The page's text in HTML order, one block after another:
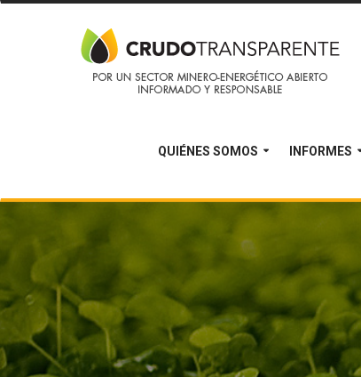
QUIÉNES SOMOS INFORMES